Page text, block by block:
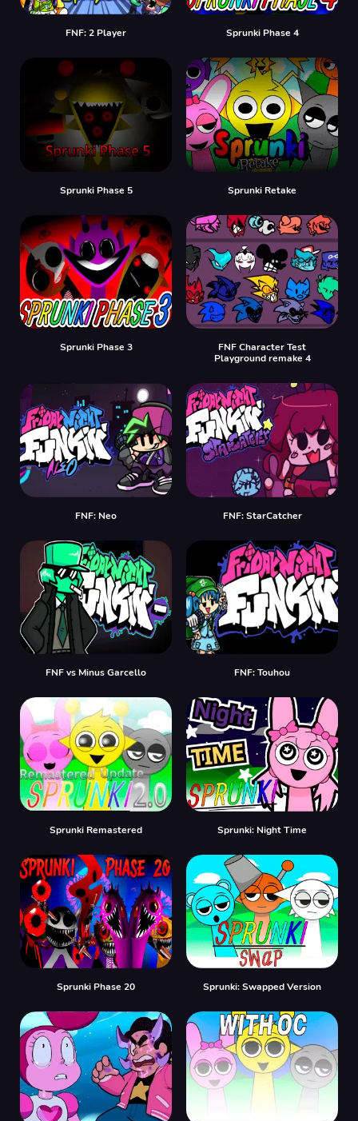
FNF: 2 Player Sprunki Phase 4
Sprunki Phase 5 Sprunki Retake
Sprunki Phase 3
FNF Character Test
Playground remake 4
FNF: Neo FNF: StarCatcher
FNF vs Minus Garcello FNF: Touhou
Sprunki Remastered Sprunki: Night Time
Sprunki Phase 20 Sprunki: Swapped Version